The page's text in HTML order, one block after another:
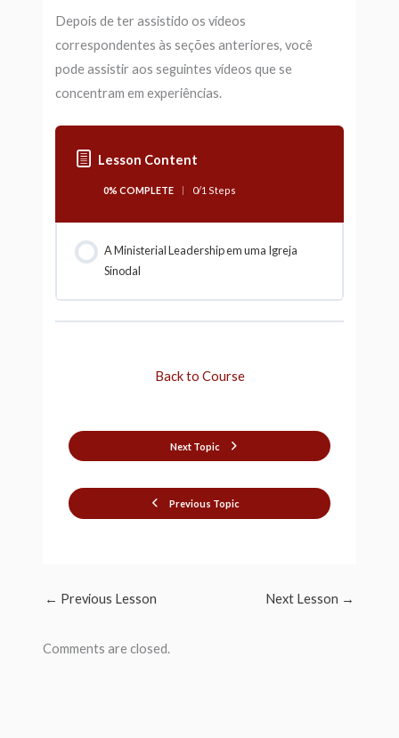
Depois de ter assistido os vídeos
correspondentes às seções anteriores, você
pode assistir aos seguintes vídeos que se
concentram em experiências.
Lesson Content
0% COMPLETE 0/1 Steps
A Ministerial Leadership em uma Igreja
Sinodal
Previous Topic
Back to Course
Next Topic
← Previous Lesson Next Lesson →
Comments are closed.